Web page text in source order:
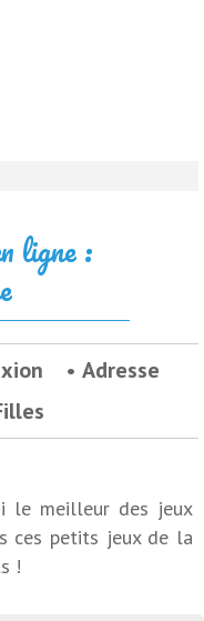
ligne :
Adresse
le meilleur des jeux
ces petits jeux de la
!